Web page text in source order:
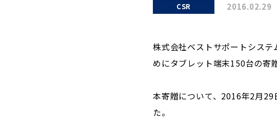
CSR 2016.02.29
株式会社ベストサポートシス
めにタブレット端末150台の寄
本寄贈について、2016年2月
た。